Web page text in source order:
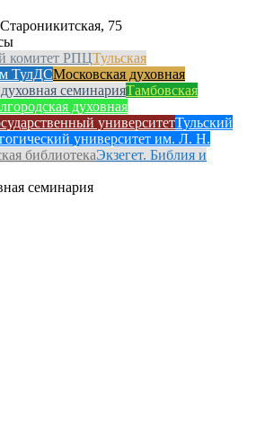
75
комитет РПЦТульская
ТулДСМосковская духовная
семинарияТамбовская
духовная
университетТульский
университет им. Л. Н.
библиотекаЭкзегет. Библия и
семинария